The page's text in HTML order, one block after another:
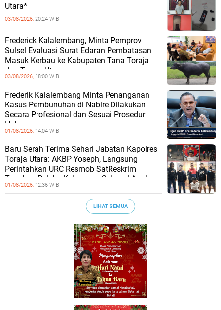
Utara*
03/08/2026, 20:24 WIB
Frederick Kalalembang, Minta Pemprov
Sulsel Evaluasi Surat Edaran Pembatasan
Masuk Kerbau ke Kabupaten Tana Toraja
dan Toraja Utara
03/08/2026, 18:00 WIB
Frederik Kalalembang Minta Penanganan
Kasus Pembunuhan di Nabire Dilakukan
Secara Profesional dan Sesuai Prosedur
Hukum
01/08/2026, 14:04 WIB
Baru Serah Terima Sehari Jabatan Kapolres
Toraja Utara: AKBP Yoseph, Langsung
Perintahkan URC Resmob SatReskrim
Tangkap Pelaku Kekerasan Seksual Anak
01/08/2026, 12:36 WIB
LIHAT SEMUA